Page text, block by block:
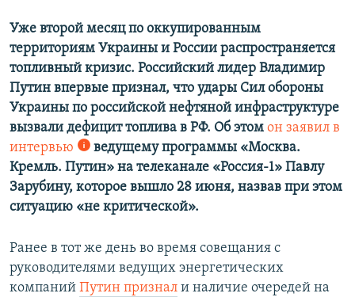
Уже второй месяц по оккупированным
территориям Украины и России распространяется
топливный кризис. Российский лидер Владимир
Путин впервые признал, что удары Сил обороны
Украины по российской нефтяной инфраструктуре
вызвали дефицит топлива в РФ. Об этом он заявил в
интервью
ведущему программы «Москва.
Кремль. Путин» на телеканале «Россия-1» Павлу
Зарубину, которое вышло 28 июня, назвав при этом
ситуацию «не критической».
Ранее в тот же день во время совещания с
руководителями ведущих энергетических
компаний Путин признал и наличие очередей на